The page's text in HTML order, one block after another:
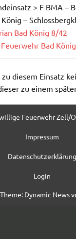
> F BMA –
König –
Bad König 8/42
Feuerwehr Bad König
diesem Einsatz
zu einem
Feuerwehr Zell/
Impressum
Datenschutzerklärung
Login
Dynamic News